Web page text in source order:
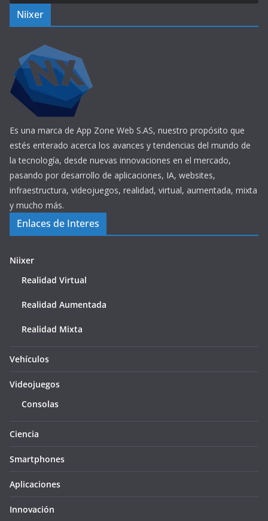
Niixer
Es una marca de App Zone Web S.AS, nuestro propósito que
estés enterado acerca los avances y tendencias del mundo de
la tecnología, desde nuevas innovaciones en el mercado,
pasando por desarrollo de aplicaciones, IA, websites,
infraestructura, videojuegos, realidad, virtual, aumentada, mixta
y mucho más.
Enlaces de Interes
Niixer
Realidad Virtual
Realidad Aumentada
Realidad Mixta
Vehículos
Videojuegos
Consolas
Ciencia
Smartphones
Aplicaciones
Innovación